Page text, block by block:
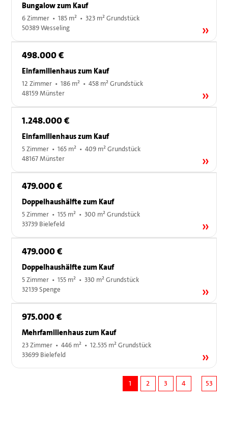
Bungalow zum Kauf
6 Zimmer • 185 m² • 323 m² Grundstück
50389 Wesseling
498.000 €
Einfamilienhaus zum Kauf
12 Zimmer • 186 m² • 458 m² Grundstück
48159 Münster
1.248.000 €
Einfamilienhaus zum Kauf
5 Zimmer • 165 m² • 409 m² Grundstück
48167 Münster
479.000 €
Doppelhaushälfte zum Kauf
5 Zimmer • 155 m² • 300 m² Grundstück
33739 Bielefeld
479.000 €
Doppelhaushälfte zum Kauf
5 Zimmer • 155 m² • 330 m² Grundstück
32139 Spenge
975.000 €
Mehrfamilienhaus zum Kauf
23 Zimmer • 446 m² • 12.535 m² Grundstück
33699 Bielefeld
1 2 3 4 53